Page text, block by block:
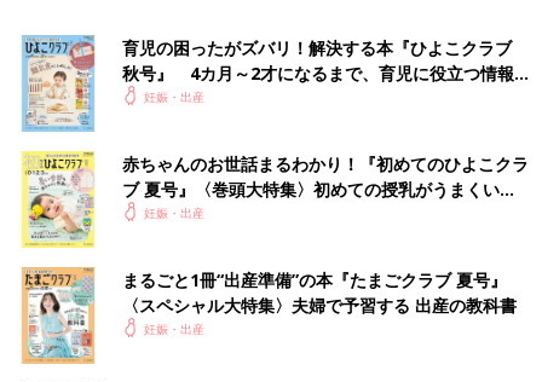
休業して4日目から2年以内に申請します。「健康保険傷病手当金
支給申請書」内に、医師が記入することで診断書となります。勤
め先によっては、改めて診断書の提出が必要になる場合がありま
す。勤め先の担当窓口に確認しましょう。
険証を使う場合は、自動的に事前認定になります。
手当の金額は？
もらえる金額は、月給※1÷30＝日給
日給の3分の2×（待機期間※2後の休んだ日数）
※1 標準報酬月額によって計算されます。
※2 連続して休んだ場合の最初の3日間。
育児の困ったがズバリ！解決する本『ひよこクラブ
秋号』 4カ月～2才になるまで、育児に役立つ情報が
いっぱい！
妊娠・出産
赤ちゃんのお世話まるわかり！『初めてのひよこクラ
ブ 夏号』〈巻頭大特集〉初めての授乳がうまくい
く！ おっぱい・ミルクの基本と夏のトラブル 解決テ
妊娠・出産
まるごと1冊“出産準備”の本『たまごクラブ 夏号』
〈スペシャル大特集〉夫婦で予習する 出産の教科書
妊娠・出産